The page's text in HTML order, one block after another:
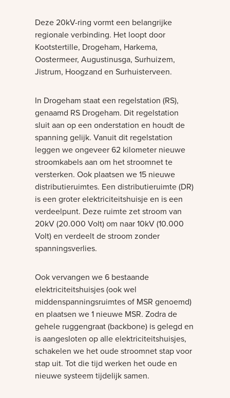
Deze 20kV-ring vormt een belangrijke
regionale verbinding. Het loopt door
Kootstertille, Drogeham, Harkema,
Oostermeer, Augustinusga, Surhuizem,
Jistrum, Hoogzand en Surhuisterveen.
In Drogeham staat een regelstation (RS),
genaamd RS Drogeham. Dit regelstation
sluit aan op een onderstation en houdt de
spanning gelijk. Vanuit dit regelstation
leggen we ongeveer 62 kilometer nieuwe
stroomkabels aan om het stroomnet te
versterken. Ook plaatsen we 15 nieuwe
distributieruimtes. Een distributieruimte (DR)
is een groter elektriciteitshuisje en is een
verdeelpunt. Deze ruimte zet stroom van
20kV (20.000 Volt) om naar 10kV (10.000
Volt) en verdeelt de stroom zonder
spanningsverlies.
Ook vervangen we 6 bestaande
elektriciteitshuisjes (ook wel
middenspanningsruimtes of MSR genoemd)
en plaatsen we 1 nieuwe MSR. Zodra de
gehele ruggengraat (backbone) is gelegd en
is aangesloten op alle elektriciteitshuisjes,
schakelen we het oude stroomnet stap voor
stap uit. Tot die tijd werken het oude en
nieuwe systeem tijdelijk samen.